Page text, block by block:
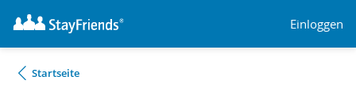
Einloggen
Startseite